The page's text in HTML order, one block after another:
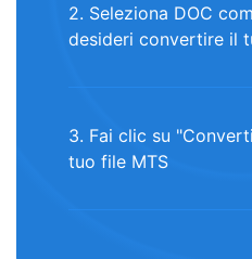
2. Seleziona DOC
desideri convertire il
3. Fai clic su
tuo file MTS